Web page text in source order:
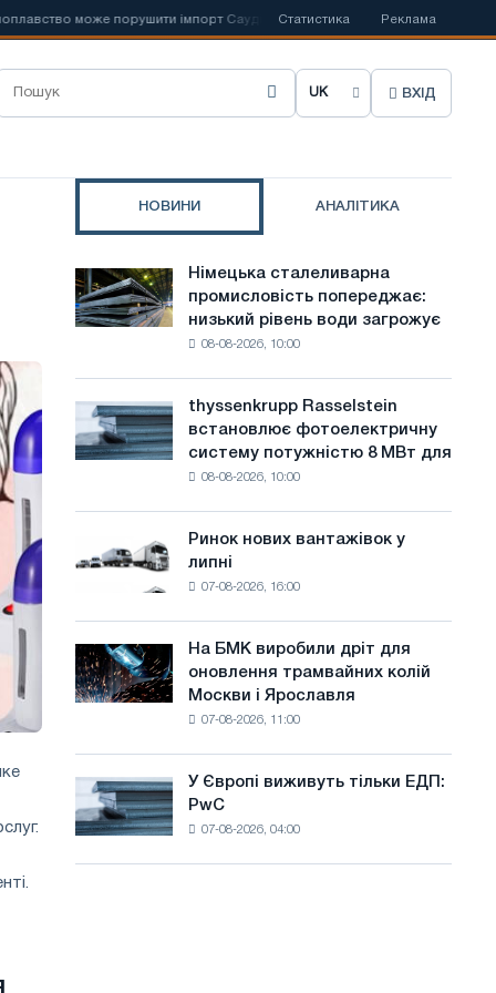
може порушити імпорт Саудівської сталі Іспанська
Статистика Реклама
О
р
и
м
в
у
с
а
й
т
у
ВХІД
НОВИНИ АНАЛІТИКА
Німецька
сталеливарна
промисловість
води
загрожує
Німецька сталеливарна
промисловість попереджає:
низький рівень води загрожує
08-08-2026, 10:00
thyssenkrupp
Rasselstein
встановлює
фотоелектричну
досягнення
цілей
декарбонізації
thyssenkrupp Rasselstein
встановлює фотоелектричну
систему потужністю 8 МВт для
08-08-2026, 10:00
Ринок
нових
вантажівок
Ринок нових вантажівок у
липні
07-08-2026, 16:00
На
БМК
виробили
трамвайних
колій
і
На БМК виробили дріт для
оновлення трамвайних колій
Москви і Ярославля
07-08-2026, 11:00
Європі
виживуть
У Європі виживуть тільки ЕДП:
PwC
07-08-2026, 04:00